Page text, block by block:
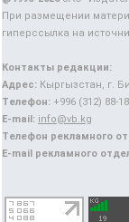
При размещении
гиперссылка на
Контакты редакции:
Адрес: Кыргызстан, г.
Телефон: +996 (312) 88-
E-mail: info@vb.kg
Телефон рекламного
E-mail рекламного